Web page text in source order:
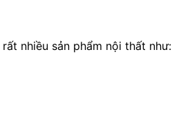
nhiều sản phẩm nội thất như: